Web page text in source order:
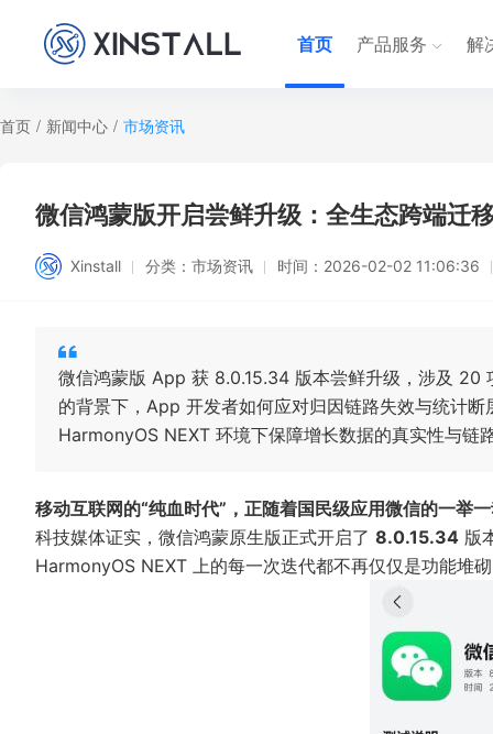
首页 产品服务 解
首页 / 新闻中心 / 市场资讯
微信鸿蒙版开启尝鲜升级：全生态跨端迁
Xinstall 分类： 市场资讯 时间： 2026-02-02 11:06:36
微信鸿蒙版 App 获 8.0.15.34 版本尝鲜升级，涉及 20
的背景下，App 开发者如何应对归因链路失效与统计
HarmonyOS NEXT 环境下保障增长数据的真实性与链
移动互联网的“纯血时代”，正随着国民级应用微信的一举
科技媒体证实，微信鸿蒙原生版正式开启了 8.0.15.34 版
HarmonyOS NEXT 上的每一次迭代都不再仅仅是功能堆